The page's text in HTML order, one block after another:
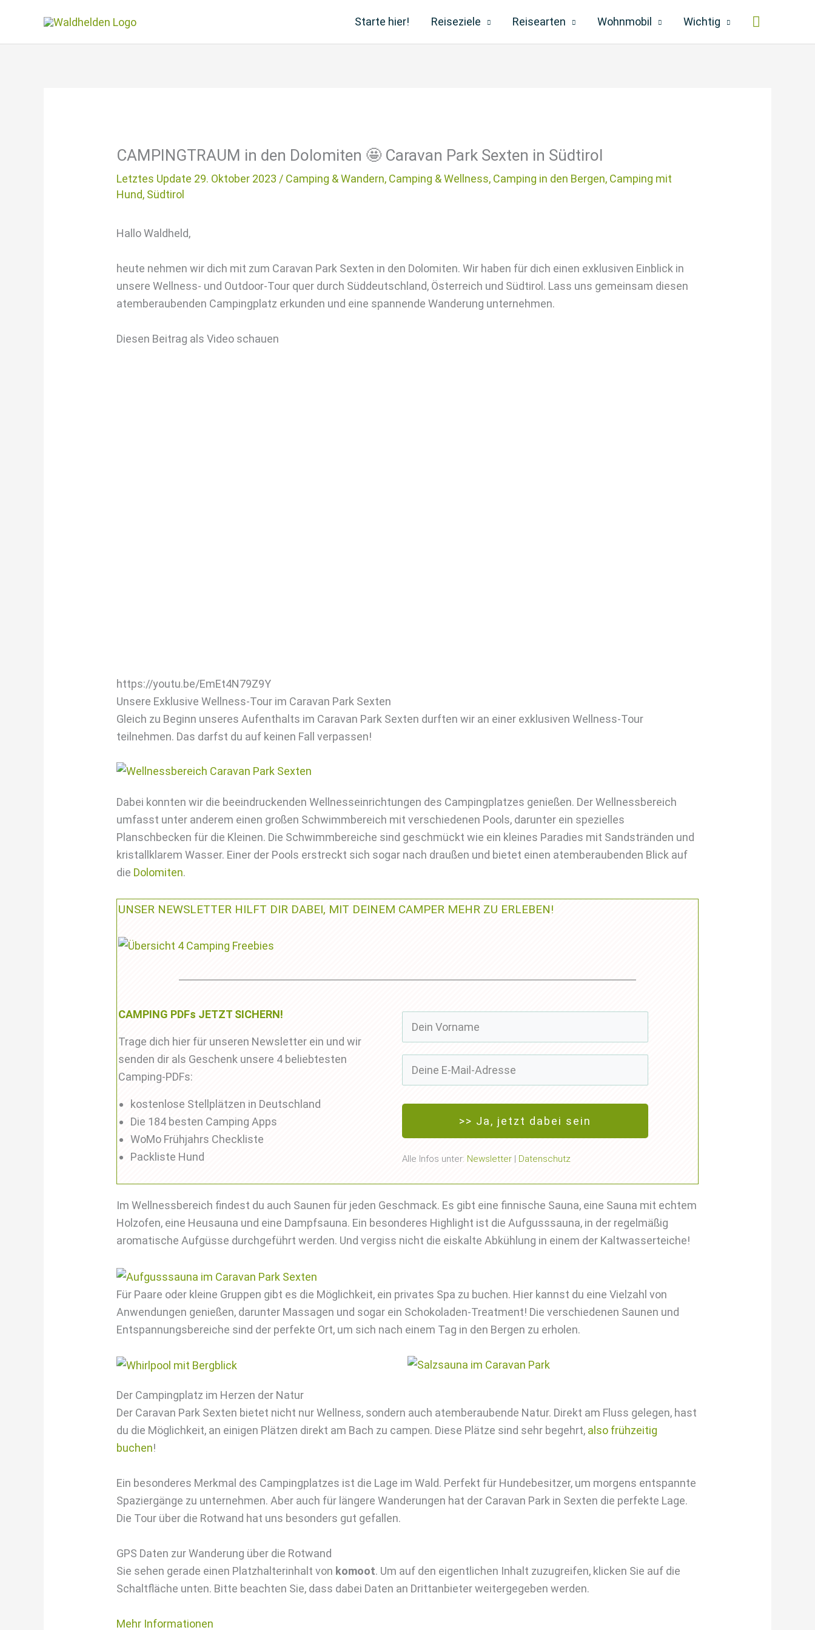
springen
Starte hier! Reiseziele Reisearten Wohnmobil Wichtig Suchen
CAMPINGTRAUM in den Dolomiten 🤩 Caravan Park Sexten in Südtirol
Letztes Update 29. Oktober 2023 / Camping & Wandern, Camping & Wellness, Camping in den Bergen, Camping mit
Hund, Südtirol
Hallo Waldheld,
heute nehmen wir dich mit zum Caravan Park Sexten in den Dolomiten. Wir haben für dich einen exklusiven Einblick in
unsere Wellness- und Outdoor-Tour quer durch Süddeutschland, Österreich und Südtirol. Lass uns gemeinsam diesen
atemberaubenden Campingplatz erkunden und eine spannende Wanderung unternehmen.
Diesen Beitrag als Video schauen
https://youtu.be/EmEt4N79Z9Y
Unsere Exklusive Wellness-Tour im Caravan Park Sexten
Gleich zu Beginn unseres Aufenthalts im Caravan Park Sexten durften wir an einer exklusiven Wellness-Tour
teilnehmen. Das darfst du auf keinen Fall verpassen!
Dabei konnten wir die beeindruckenden Wellnesseinrichtungen des Campingplatzes genießen. Der Wellnessbereich
umfasst unter anderem einen großen Schwimmbereich mit verschiedenen Pools, darunter ein spezielles
Planschbecken für die Kleinen. Die Schwimmbereiche sind geschmückt wie ein kleines Paradies mit Sandstränden und
kristallklarem Wasser. Einer der Pools erstreckt sich sogar nach draußen und bietet einen atemberaubenden Blick auf
die Dolomiten.
UNSER NEWSLETTER HILFT DIR DABEI, MIT DEINEM CAMPER MEHR ZU ERLEBEN!
CAMPING PDFs JETZT SICHERN!
Trage dich hier für unseren Newsletter ein und wir
senden dir als Geschenk unsere 4 beliebtesten
Camping-PDFs:
kostenlose Stellplätzen in Deutschland
Die 184 besten Camping Apps
WoMo Frühjahrs Checkliste
Packliste Hund
>> Ja, jetzt dabei sein
Alle Infos unter: Newsletter | Datenschutz
Im Wellnessbereich findest du auch Saunen für jeden Geschmack. Es gibt eine finnische Sauna, eine Sauna mit echtem
Holzofen, eine Heusauna und eine Dampfsauna. Ein besonderes Highlight ist die Aufgusssauna, in der regelmäßig
aromatische Aufgüsse durchgeführt werden. Und vergiss nicht die eiskalte Abkühlung in einem der Kaltwasserteiche!
Für Paare oder kleine Gruppen gibt es die Möglichkeit, ein privates Spa zu buchen. Hier kannst du eine Vielzahl von
Anwendungen genießen, darunter Massagen und sogar ein Schokoladen-Treatment! Die verschiedenen Saunen und
Entspannungsbereiche sind der perfekte Ort, um sich nach einem Tag in den Bergen zu erholen.
Der Campingplatz im Herzen der Natur
Der Caravan Park Sexten bietet nicht nur Wellness, sondern auch atemberaubende Natur. Direkt am Fluss gelegen, hast
du die Möglichkeit, an einigen Plätzen direkt am Bach zu campen. Diese Plätze sind sehr begehrt, also frühzeitig
buchen!
Ein besonderes Merkmal des Campingplatzes ist die Lage im Wald. Perfekt für Hundebesitzer, um morgens entspannte
Spaziergänge zu unternehmen. Aber auch für längere Wanderungen hat der Caravan Park in Sexten die perfekte Lage.
Die Tour über die Rotwand hat uns besonders gut gefallen.
GPS Daten zur Wanderung über die Rotwand
Sie sehen gerade einen Platzhalterinhalt von komoot. Um auf den eigentlichen Inhalt zuzugreifen, klicken Sie auf die
Schaltfläche unten. Bitte beachten Sie, dass dabei Daten an Drittanbieter weitergegeben werden.
Mehr Informationen